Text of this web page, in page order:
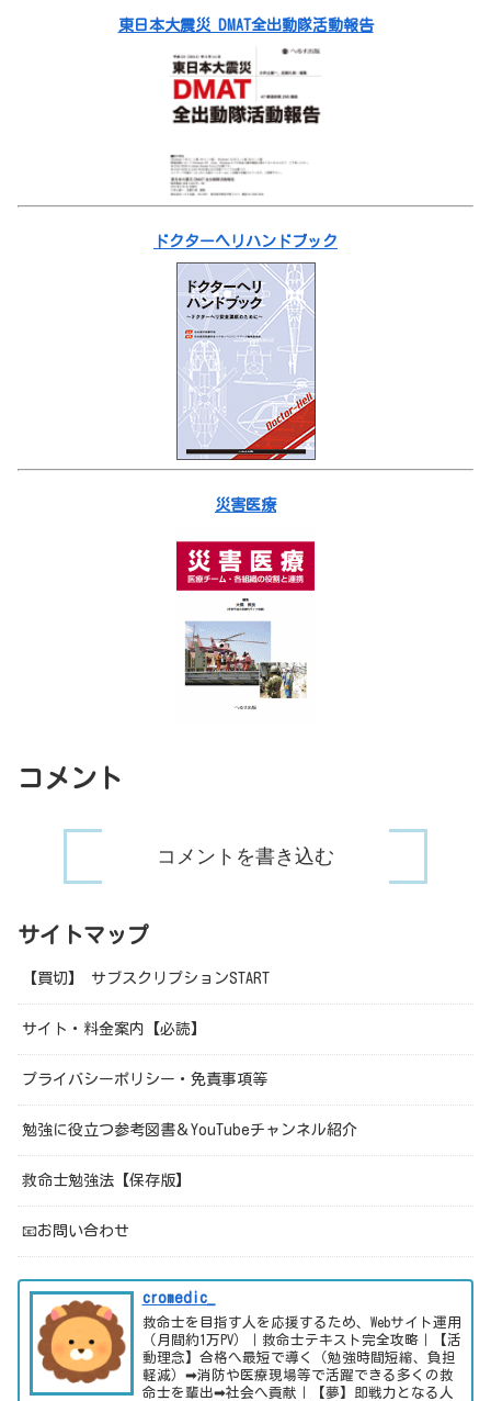
東日本大震災 DMAT全出動隊活動報告
ドクターヘリハンドブック
災害医療
コメント
コメントを書き込む
サイトマップ
【買切】 サブスクリプションSTART
サイト・料金案内【必読】
プライバシーポリシー・免責事項等
勉強に役立つ参考図書＆YouTubeチャンネル紹介
救命士勉強法【保存版】
📧お問い合わせ
cromedic_
救命士を目指す人を応援するため、Webサイト運用
（月間約1万PV）｜救命士テキスト完全攻略｜【活
動理念】合格へ最短で導く（勉強時間短縮、負担
軽減）➡消防や医療現場等で活躍できる多くの救
命士を輩出➡社会へ貢献｜【夢】即戦力となる人